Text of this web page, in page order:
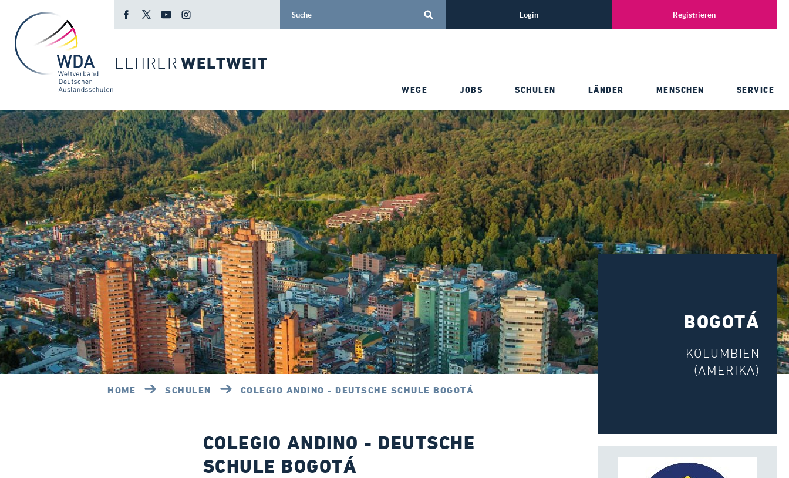
LEHRER WELTWEIT
Login Registrieren
WEGE JOBS SCHULEN LÄNDER MENSCHEN SERVICE
HOME SCHULEN COLEGIO ANDINO - DEUTSCHE SCHULE BOGOTÁ
BOGOTÁ
KOLUMBIEN
(AMERIKA)
COLEGIO ANDINO - DEUTSCHE
SCHULE BOGOTÁ